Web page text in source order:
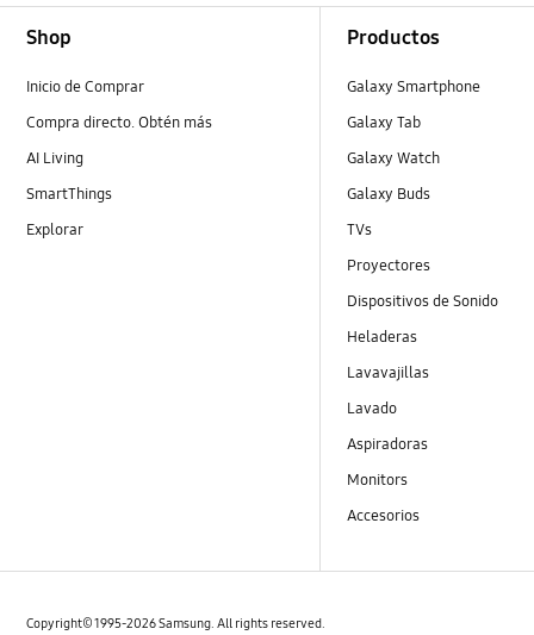
Shop
Inicio de Comprar
Compra directo. Obtén más
AI Living
SmartThings
Explorar
Productos
Galaxy Smartphone
Galaxy Tab
Galaxy Watch
Galaxy Buds
TVs
Proyectores
Dispositivos de Sonido
Heladeras
Lavavajillas
Lavado
Aspiradoras
Monitors
Accesorios
Copyright© 1995-2026 Samsung. All rights reserved.